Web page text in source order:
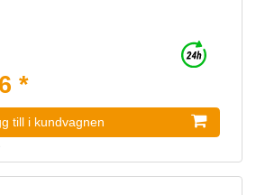
*
till i kundvagnen